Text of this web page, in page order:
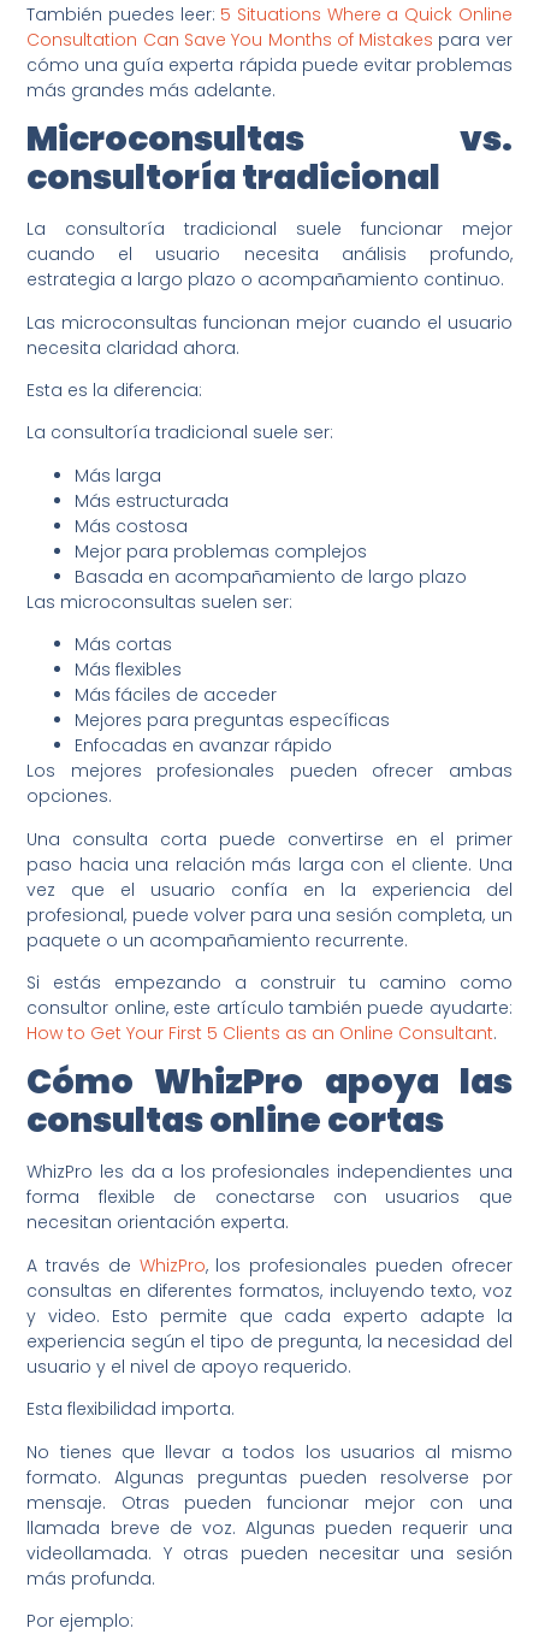
También puedes leer: 5 Situations Where a Quick Online
Consultation Can Save You Months of Mistakes para ver
cómo una guía experta rápida puede evitar problemas
más grandes más adelante.
Microconsultas vs.
consultoría tradicional
La consultoría tradicional suele funcionar mejor
cuando el usuario necesita análisis profundo,
estrategia a largo plazo o acompañamiento continuo.
Las microconsultas funcionan mejor cuando el usuario
necesita claridad ahora.
Esta es la diferencia:
La consultoría tradicional suele ser:
Más larga
Más estructurada
Más costosa
Mejor para problemas complejos
Basada en acompañamiento de largo plazo
Las microconsultas suelen ser:
Más cortas
Más flexibles
Más fáciles de acceder
Mejores para preguntas específicas
Enfocadas en avanzar rápido
Los mejores profesionales pueden ofrecer ambas
opciones.
Una consulta corta puede convertirse en el primer
paso hacia una relación más larga con el cliente. Una
vez que el usuario confía en la experiencia del
profesional, puede volver para una sesión completa, un
paquete o un acompañamiento recurrente.
Si estás empezando a construir tu camino como
consultor online, este artículo también puede ayudarte:
How to Get Your First 5 Clients as an Online Consultant.
Cómo WhizPro apoya las
consultas online cortas
WhizPro les da a los profesionales independientes una
forma flexible de conectarse con usuarios que
necesitan orientación experta.
A través de WhizPro, los profesionales pueden ofrecer
consultas en diferentes formatos, incluyendo texto, voz
y video. Esto permite que cada experto adapte la
experiencia según el tipo de pregunta, la necesidad del
usuario y el nivel de apoyo requerido.
Esta flexibilidad importa.
No tienes que llevar a todos los usuarios al mismo
formato. Algunas preguntas pueden resolverse por
mensaje. Otras pueden funcionar mejor con una
llamada breve de voz. Algunas pueden requerir una
videollamada. Y otras pueden necesitar una sesión
más profunda.
Por ejemplo: